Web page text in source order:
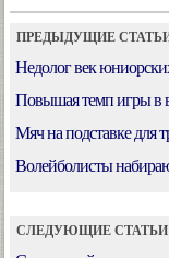
ПРЕДЫДУЩИЕ
Недолог век
Повышая темп игры в
Мяч на подставке для
Волейболисты
СЛЕДУЮЩИЕ СТАТЬИ